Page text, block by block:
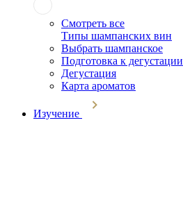
Смотреть все
Типы шампанских вин
Выбрать шампанское
Подготовка к дегустации
Дегустация
Карта ароматов
Изучение